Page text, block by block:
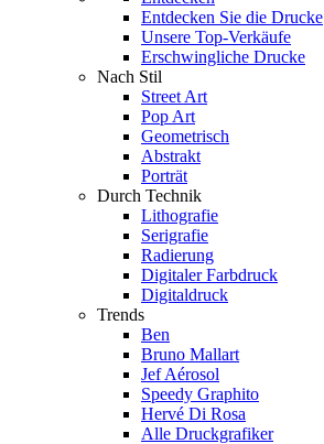
Entdecken Sie die Drucke
Unsere Top-Verkäufe
Erschwingliche Drucke
Nach Stil
Street Art
Pop Art
Geometrisch
Abstrakt
Porträt
Durch Technik
Lithografie
Serigrafie
Radierung
Digitaler Farbdruck
Digitaldruck
Trends
Ben
Bruno Mallart
Jef Aérosol
Speedy Graphito
Hervé Di Rosa
Alle Druckgrafiker